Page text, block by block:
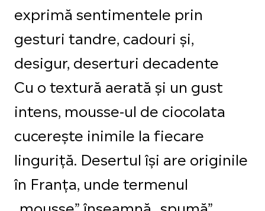
exprimă sentimentele prin
gesturi tandre, cadouri și,
desigur, deserturi decadente
Cu o textură aerată și un gust
intens, mousse-ul de ciocolata
cucerește inimile la fiecare
linguriță. Desertul își are originile
în Franța, unde termenul
„mousse” înseamnă „spumă”.